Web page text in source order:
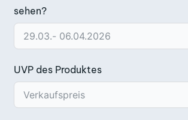
sehen?
UVP des Produktes